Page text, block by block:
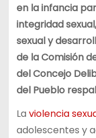
en la infancia
integridad
sexual y
de la Comisión
del Concejo
del Pueblo
La violencia
adolescentes y